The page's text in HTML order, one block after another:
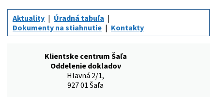
Aktuality
Úradná tabuľa
Dokumenty na stiahnutie
Kontakty
Klientske centrum Šaľa
Oddelenie dokladov
Hlavná 2/1,
927 01 Šaľa